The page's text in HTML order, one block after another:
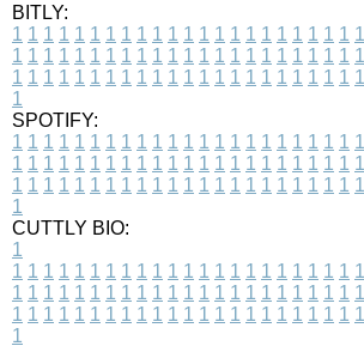
BITLY:
1 1 1 1 1 1 1 1 1 1 1 1 1 1 1 1 1 1 1 1 1 1 1
1 1 1 1 1 1 1 1 1 1 1 1 1 1 1 1 1 1 1 1 1 1 1
1 1 1 1 1 1 1 1 1 1 1 1 1 1 1 1 1 1 1 1 1 1 1
1
SPOTIFY:
1 1 1 1 1 1 1 1 1 1 1 1 1 1 1 1 1 1 1 1 1 1 1
1 1 1 1 1 1 1 1 1 1 1 1 1 1 1 1 1 1 1 1 1 1 1
1 1 1 1 1 1 1 1 1 1 1 1 1 1 1 1 1 1 1 1 1 1 1
1
CUTTLY BIO:
1
1 1 1 1 1 1 1 1 1 1 1 1 1 1 1 1 1 1 1 1 1 1 1
1 1 1 1 1 1 1 1 1 1 1 1 1 1 1 1 1 1 1 1 1 1 1
1 1 1 1 1 1 1 1 1 1 1 1 1 1 1 1 1 1 1 1 1 1 1
1